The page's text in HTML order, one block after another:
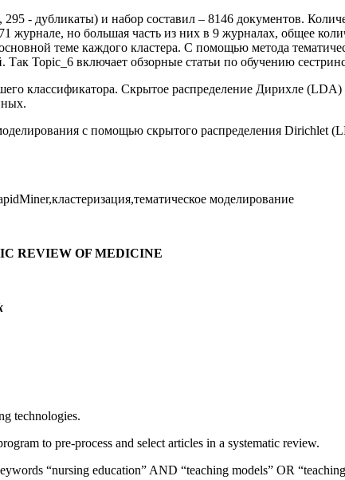
- дубликаты) и набор составил – 8146 документов.
журнале, но большая часть из них в 9 журналах, общее
теме каждого кластера. С помощью метода
Так Topic_6 включает обзорные статьи по обучению
классификатора. Скрытое распределение Дирихле
с помощью скрытого распределения Dirichlet
моделирование
REVIEW OF MEDICINE
technologies.
to pre-process and select articles in a systematic review.
“nursing education” AND “teaching models” OR